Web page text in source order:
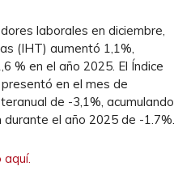
laborales en diciembre,
(IHT) aumentó 1,1%,
% en el año 2025. El Índice
en el mes de
de -3,1%, acumulando
durante el año 2025 de -1.7%.